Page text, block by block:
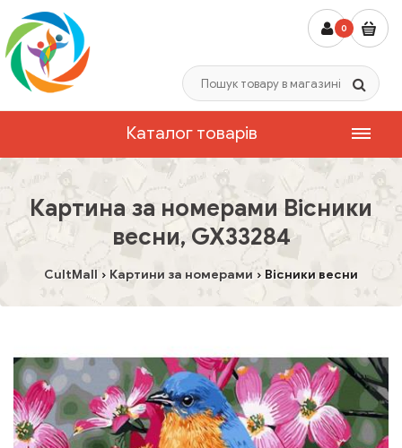
0
Каталог товарів
Картина за номерами Вісники
весни, GX33284
CultMall Картини за номерами Вісники весни